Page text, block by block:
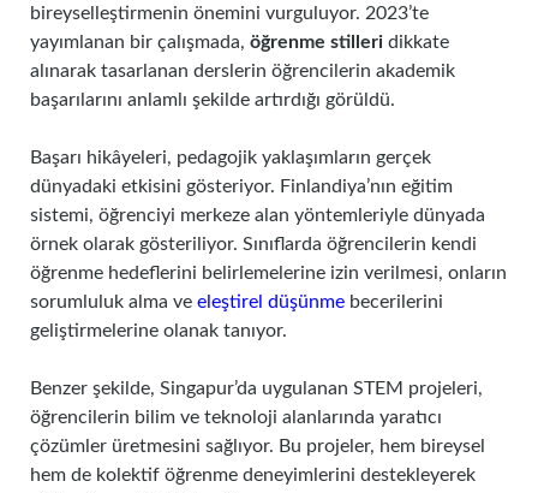
bireyselleştirmenin önemini vurguluyor. 2023’te
yayımlanan bir çalışmada, öğrenme stilleri dikkate
alınarak tasarlanan derslerin öğrencilerin akademik
başarılarını anlamlı şekilde artırdığı görüldü.
Başarı hikâyeleri, pedagojik yaklaşımların gerçek
dünyadaki etkisini gösteriyor. Finlandiya’nın eğitim
sistemi, öğrenciyi merkeze alan yöntemleriyle dünyada
örnek olarak gösteriliyor. Sınıflarda öğrencilerin kendi
öğrenme hedeflerini belirlemelerine izin verilmesi, onların
sorumluluk alma ve eleştirel düşünme becerilerini
geliştirmelerine olanak tanıyor.
Benzer şekilde, Singapur’da uygulanan STEM projeleri,
öğrencilerin bilim ve teknoloji alanlarında yaratıcı
çözümler üretmesini sağlıyor. Bu projeler, hem bireysel
hem de kolektif öğrenme deneyimlerini destekleyerek